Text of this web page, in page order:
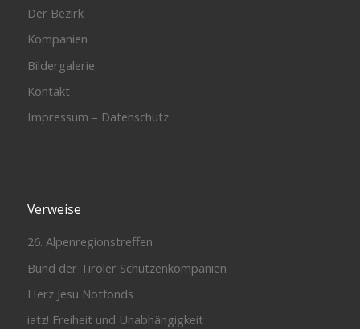
Der Bezirk
Kompanien
Bildergalerie
Kontakt
Impressum – Datenschutz
Verweise
26. Alpenregionstreffen
Bund der Tiroler Schützenkompanien
Herz Jesu Notfonds
iatz! Freiheit und Unabhängigkeit